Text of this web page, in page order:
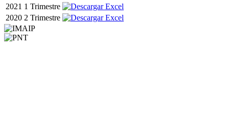
2021 1 Trimestre
2020 2 Trimestre